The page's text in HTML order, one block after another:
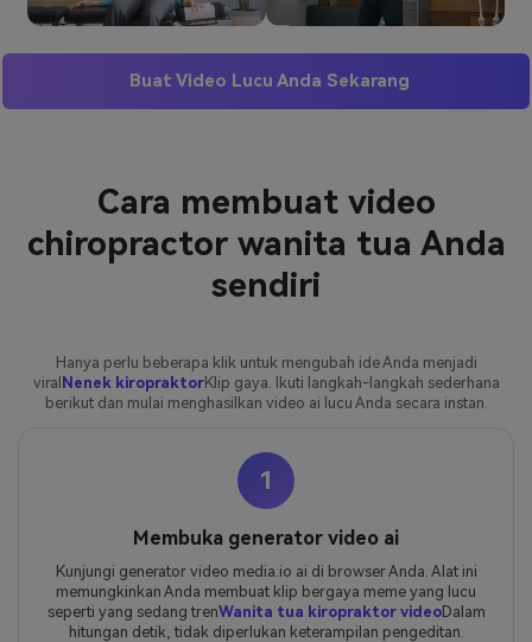
Buat Video Lucu Anda Sekarang
Cara membuat video
chiropractor wanita tua Anda
sendiri
Hanya perlu beberapa klik untuk mengubah ide Anda menjadi
viralNenek kiropraktorKlip gaya. Ikuti langkah-langkah sederhana
berikut dan mulai menghasilkan video ai lucu Anda secara instan.
1
Membuka generator video ai
Kunjungi generator video media.io ai di browser Anda. Alat ini
memungkinkan Anda membuat klip bergaya meme yang lucu
seperti yang sedang trenWanita tua kiropraktor videoDalam
hitungan detik, tidak diperlukan keterampilan pengeditan.